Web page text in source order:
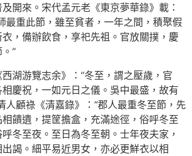
開來。宋代孟元老《東京夢華錄》載：
最重此節，雖至貧者，一年之間，積聚假
，備辦飲食，享祀先祖。官放關撲，慶
”
湖游覽志余》：“冬至，謂之壓歲，官
慶祝，一如元日之儀。吳中最盛，故有
人顧祿《清嘉錄》：“郡人最重冬至節，先
饋遺，提筐擔盒，充滿途徑，俗呼冬至
冬至夜。至日為冬至朝。士年夜夫家，
謁。細平易近男女，亦必更鮮衣以相